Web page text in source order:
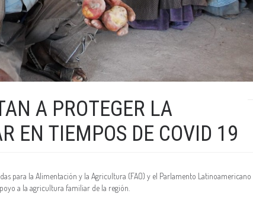
A PROTEGER LA
EN TIEMPOS DE COVID 19
para la Alimentación y la Agricultura (FAO) y el Parlamento Latinoamericano
a la agricultura familiar de la región.